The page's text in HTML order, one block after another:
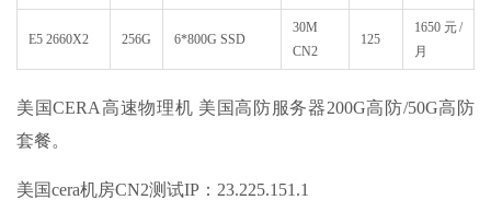
E5 2660X2 256G 6*800G SSD
30M
CN2
125
1650元/
月
美国CERA高速物理机 美国高防服务器200G高防/50G高防
套餐。
美国cera机房CN2测试IP：23.225.151.1